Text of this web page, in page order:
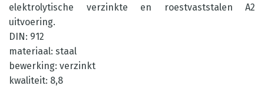
elektrolytische verzinkte en roestvaststalen A2
uitvoering.
DIN: 912
materiaal: staal
bewerking: verzinkt
kwaliteit: 8,8